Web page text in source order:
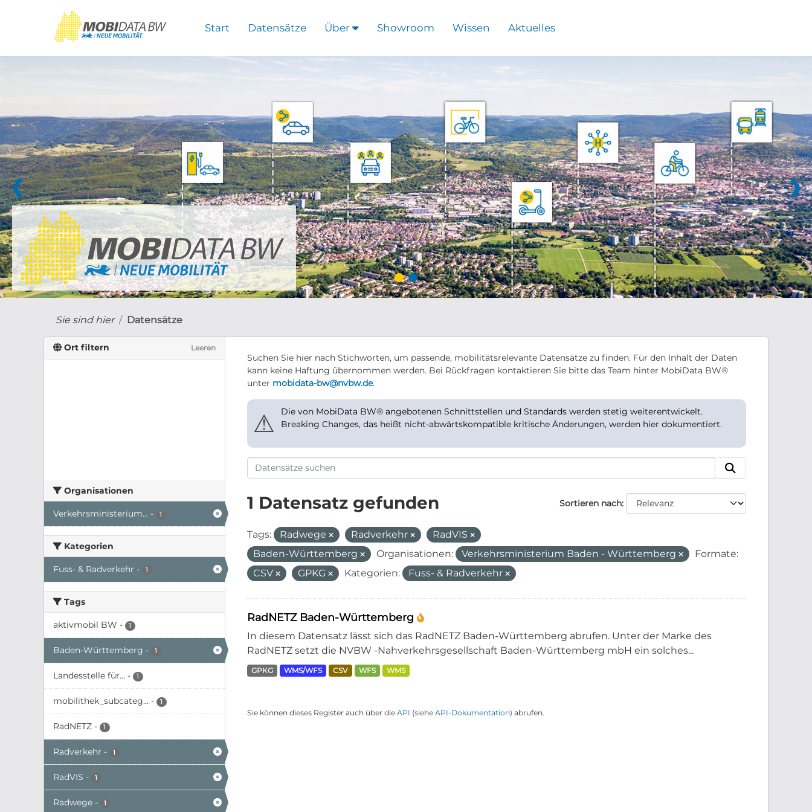
Start Datensätze Über Showroom Wissen Aktuelles
❮ ❯
Sie sind hier Datensätze
Ort filtern Leeren
Organisationen
Verkehrsministerium... - 1
Kategorien
Fuss- & Radverkehr - 1
Tags
aktivmobil BW - 1
Baden-Württemberg - 1
Landesstelle für... - 1
mobilithek_subcateg... - 1
RadNETZ - 1
Radverkehr - 1
RadVIS - 1
Radwege - 1
Suchen Sie hier nach Stichworten, um passende, mobilitätsrelevante Datensätze zu finden. Für den Inhalt der Daten
kann keine Haftung übernommen werden. Bei Rückfragen kontaktieren Sie bitte das Team hinter MobiData BW®
unter mobidata-bw@nvbw.de.
⚠
Die von MobiData BW® angebotenen Schnittstellen und Standards werden stetig weiterentwickelt.
Breaking Changes, das heißt nicht-abwärtskompatible kritische Änderungen, werden hier dokumentiert.
Sortieren nach
1 Datensatz gefunden
Tags: Radwege Radverkehr
RadVIS
Baden-Württemberg
Organisationen: Verkehrsministerium Baden - Württemberg
Formate:
CSV
GPKG Kategorien: Fuss- & Radverkehr
RadNETZ Baden-Württemberg
In diesem Datensatz lässt sich das RadNETZ Baden-Württemberg abrufen. Unter der Marke des
RadNETZ setzt die NVBW -Nahverkehrsgesellschaft Baden-Württemberg mbH ein solches...
GPKG WMS/WFS CSV WFS WMS
Sie können dieses Register auch über die API (siehe API-Dokumentation) abrufen.